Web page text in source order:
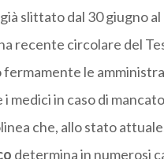
slittato dal 30 giugno
recente circolare del
le
medici in caso di
che, allo stato
determina in numerosi